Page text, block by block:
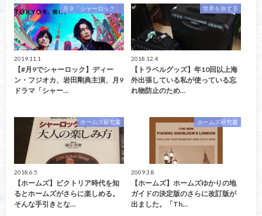
月９「シャーロック」
2019.11.1
【#月9でシャーロック】ディー
ン・フジオカ、岩田剛典主演、月9
ドラマ「シャー…
世界を旅する
2018.12.4
【トラベルグッズ】年10回以上海
外出張している私が使っている忘
れ物防止のため…
ホームズ研究書
2018.6.5
【ホームズ】ビクトリア時代を知
るとホームズがさらに楽しめる。
そんな手引きとな…
ホームズ研究書
2009.3.8
【ホームズ】ホームズゆかりの地
ガイドの決定版のさらに改訂版が
出ました。「Th…